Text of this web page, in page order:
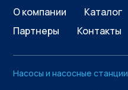
О компании Каталог
Партнеры
Контакты
Насосы и насосные станции